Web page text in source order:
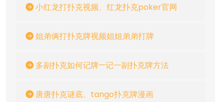
小红龙打扑克视频、红龙扑克poker官网
姐弟俩打扑克牌视频姐姐弟弟打牌
多副扑克如何记牌—记一副扑克牌方法
唐唐扑克谜底、tango扑克牌漫画